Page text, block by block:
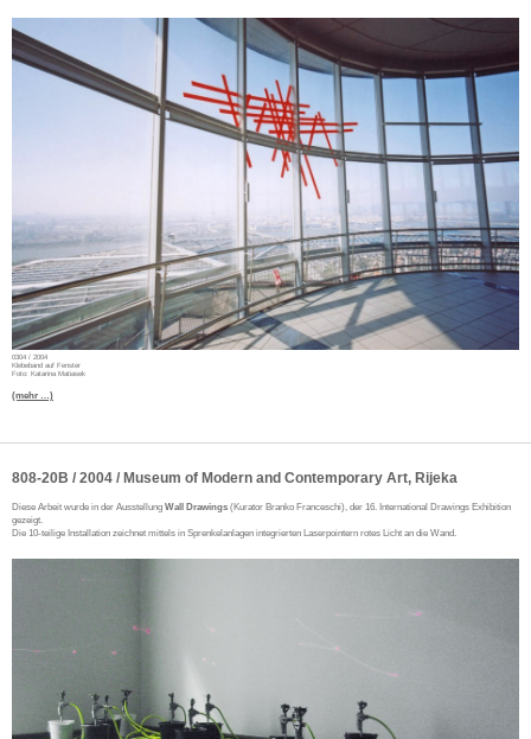
0304 / 2004
Klebeband auf Fenster
Foto: Katarina Matiasek
(mehr …)
808-20B / 2004 / Museum of Modern and Contemporary Art, Rijeka
Diese Arbeit wurde in der Ausstellung Wall Drawings (Kurator Branko Franceschi), der 16. International Drawings Exhibition
gezeigt.
Die 10-teilige Installation zeichnet mittels in Sprenkelanlagen integrierten Laserpointern rotes Licht an die Wand.